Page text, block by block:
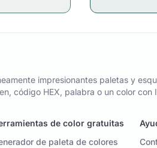
impresionantes paletas y
código HEX, palabra o un color con
de color gratuitas
de paleta de colores